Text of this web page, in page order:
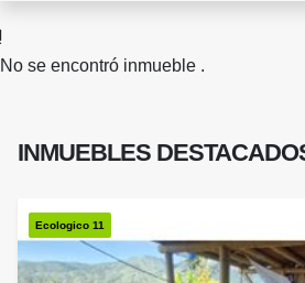
No se encontró inmueble .
INMUEBLES
Ecologico 11